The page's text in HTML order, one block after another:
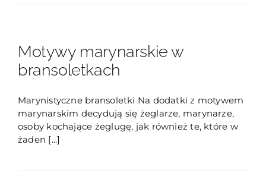
Motywy marynarskie w
bransoletkach
Marynistyczne bransoletki Na dodatki z motywem
marynarskim decydują się żeglarze, marynarze,
osoby kochające żeglugę, jak również te, które w
żaden [...]